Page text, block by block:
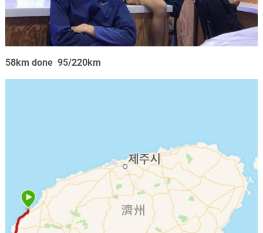
58km done 95/220km